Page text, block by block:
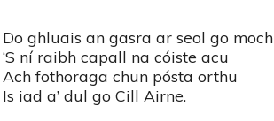
Do ghluais an gasra ar seol go moch
‘S ní raibh capall na cóiste acu
Ach fothoraga chun pósta orthu
Is iad a’ dul go Cill Airne.